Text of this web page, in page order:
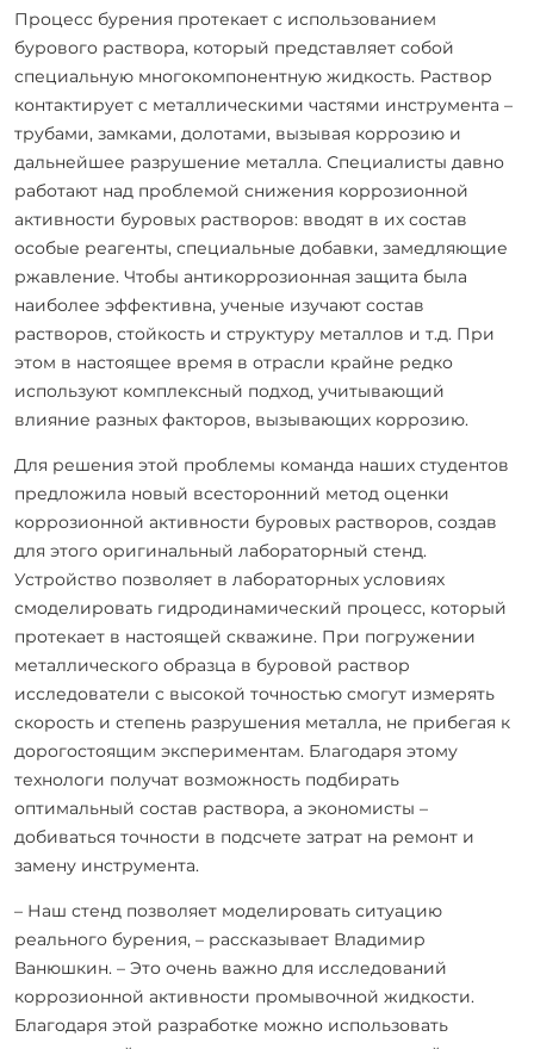
Процесс бурения протекает с использованием
бурового раствора, который представляет собой
специальную многокомпонентную жидкость. Раствор
контактирует с металлическими частями инструмента –
трубами, замками, долотами, вызывая коррозию и
дальнейшее разрушение металла. Специалисты давно
работают над проблемой снижения коррозионной
активности буровых растворов: вводят в их состав
особые реагенты, специальные добавки, замедляющие
ржавление. Чтобы антикоррозионная защита была
наиболее эффективна, ученые изучают состав
растворов, стойкость и структуру металлов и т.д. При
этом в настоящее время в отрасли крайне редко
используют комплексный подход, учитывающий
влияние разных факторов, вызывающих коррозию.
Для решения этой проблемы команда наших студентов
предложила новый всесторонний метод оценки
коррозионной активности буровых растворов, создав
для этого оригинальный лабораторный стенд.
Устройство позволяет в лабораторных условиях
смоделировать гидродинамический процесс, который
протекает в настоящей скважине. При погружении
металлического образца в буровой раствор
исследователи с высокой точностью смогут измерять
скорость и степень разрушения металла, не прибегая к
дорогостоящим экспериментам. Благодаря этому
технологи получат возможность подбирать
оптимальный состав раствора, а экономисты –
добиваться точности в подсчете затрат на ремонт и
замену инструмента.
– Наш стенд позволяет моделировать ситуацию
реального бурения, – рассказывает Владимир
Ванюшкин. – Это очень важно для исследований
коррозионной активности промывочной жидкости.
Благодаря этой разработке можно использовать